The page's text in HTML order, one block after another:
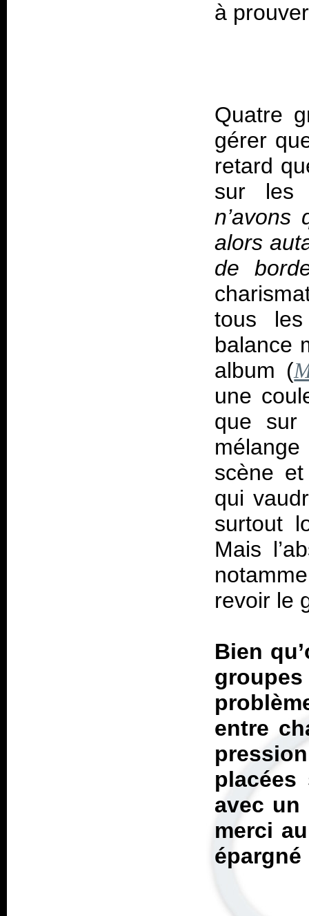
Quatre
gérer
retard
sur les
alors
de
tous
balance
album (
une
que sur
scène
qui
surtout
Mais
revoir le
Bien
entre
avec un
merci